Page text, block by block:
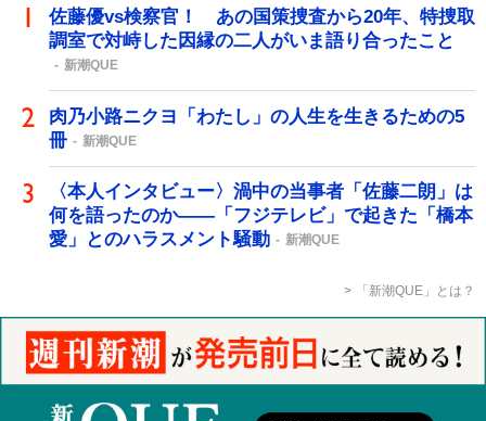
佐藤優vs検察官！ あの国策捜査から20年、特捜取
調室で対峙した因縁の二人がいま語り合ったこと
新潮QUE
肉乃小路ニクヨ「わたし」の人生を生きるための5
冊
新潮QUE
〈本人インタビュー〉渦中の当事者「佐藤二朗」は
何を語ったのか――「フジテレビ」で起きた「橋本
愛」とのハラスメント騒動
新潮QUE
「新潮QUE」とは？